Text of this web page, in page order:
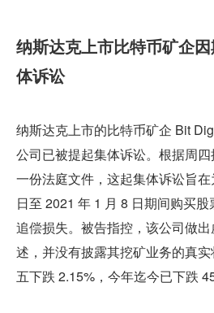
纳斯达克上市比特币矿企
体诉讼
纳斯达克上市的比特币矿企 Bit
公司已被提起集体诉讼。根据周
一份法庭文件，这起集体诉讼旨
日至 2021 年 1 月 8 日期间购买
追偿损失。被告指控，该公司做
述，并没有披露其挖矿业务的真
五下跌 2.15%，今年迄今已下跌